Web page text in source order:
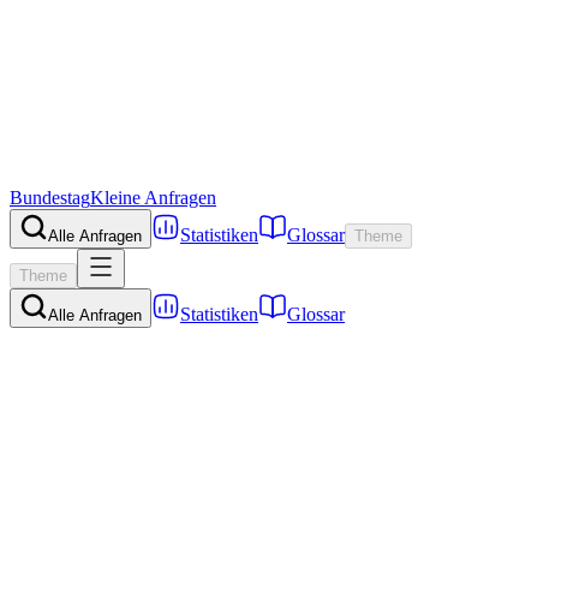
BundestagKleine Anfragen
Alle Anfragen Statistiken Glossar Theme
Theme
Alle Anfragen Statistiken Glossar